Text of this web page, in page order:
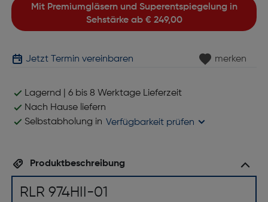
Mit Premiumgläsern und Superentspiegelung in
Sehstärke ab € 249,00
Jetzt Termin vereinbaren merken
Lagernd | 6 bis 8 Werktage Lieferzeit
Nach Hause liefern
Selbstabholung in Verfügbarkeit prüfen
Produktbeschreibung
RLR 974HII-01